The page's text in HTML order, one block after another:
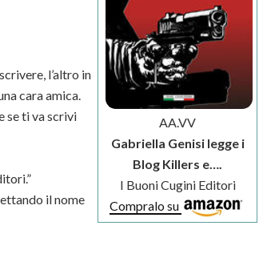
AA.VV
Gabriella Genisi legge i
Blog Killers e….
I Buoni Cugini Editori
Compralo su
l’altro in
cara amica.
se ti va scrivi
il nome